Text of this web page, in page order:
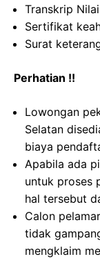
Transkrip
Sertifikat
Surat
Perhatian !!
Lowongan
Selatan
biaya
Apabila ada
untuk proses
hal tersebut
Calon
tidak
mengklaim